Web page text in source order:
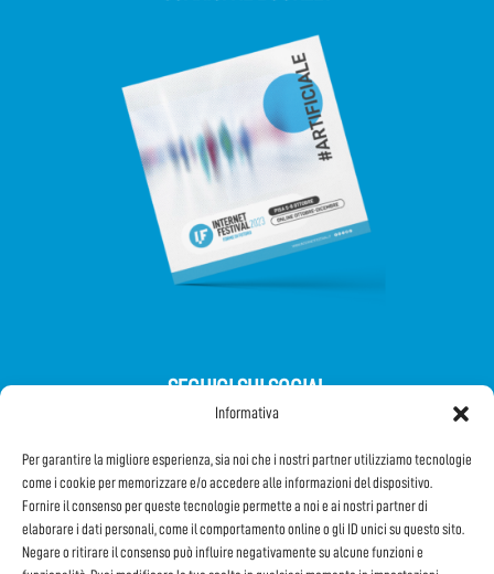
Informativa
Per garantire la migliore esperienza, sia noi che i nostri partner utilizziamo tecnologie
come i cookie per memorizzare e/o accedere alle informazioni del dispositivo.
Fornire il consenso per queste tecnologie permette a noi e ai nostri partner di
elaborare i dati personali, come il comportamento online o gli ID unici su questo sito.
Negare o ritirare il consenso può influire negativamente su alcune funzioni e
SEGUICI SUI SOCIAL
Iscriviti alla Newsletter